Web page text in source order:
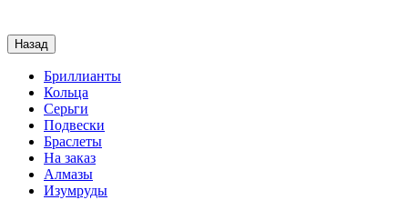
Назад
Бриллианты
Кольца
Серьги
Подвески
Браслеты
На заказ
Алмазы
Изумруды